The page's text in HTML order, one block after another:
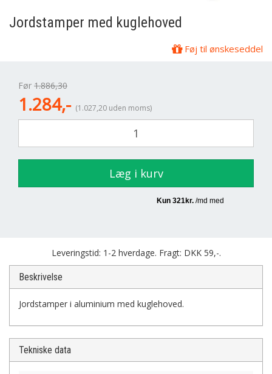
Jordstamper med kuglehoved
Føj til ønskeseddel
Før 1.886,30
1.284,- (1.027,20 uden moms)
Læg i kurv
Leveringstid: 1-2 hverdage. Fragt: DKK 59,-.
Beskrivelse
Jordstamper i aluminium med kuglehoved.
Tekniske data